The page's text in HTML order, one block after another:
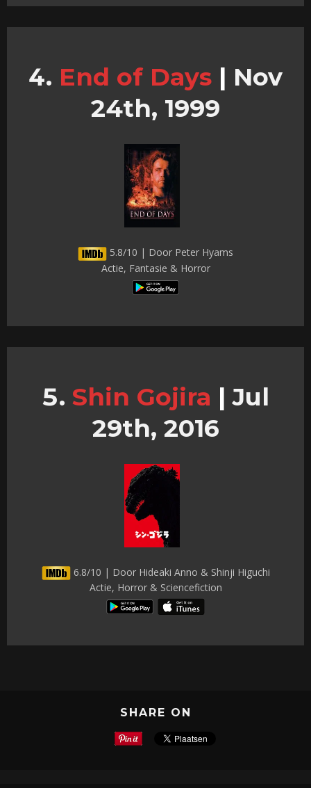
End of Days | Nov
24th, 1999
5.8/10 | Door Peter Hyams
Actie, Fantasie & Horror
Shin Gojira | Jul
29th, 2016
6.8/10 | Door Hideaki Anno & Shinji Higuchi
Actie, Horror & Sciencefiction
SHARE ON